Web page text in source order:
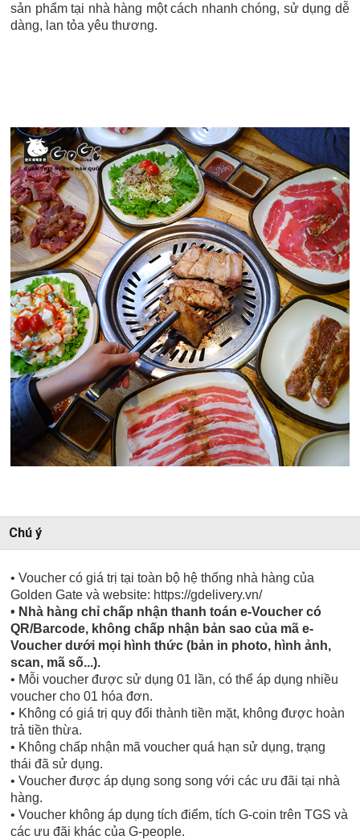
sản phẩm tại nhà hàng một cách nhanh chóng, sử dụng dễ
dàng, lan tỏa yêu thương.
Chú ý
• Voucher có giá trị tại toàn bộ hệ thống nhà hàng của
Golden Gate và website: https://gdelivery.vn/
• Nhà hàng chỉ chấp nhận thanh toán e-Voucher có
QR/Barcode, không chấp nhận bản sao của mã e-
Voucher dưới mọi hình thức (bản in photo, hình ảnh,
scan, mã số...).
• Mỗi voucher được sử dụng 01 lần, có thể áp dụng nhiều
voucher cho 01 hóa đơn.
• Không có giá trị quy đổi thành tiền mặt, không được hoàn
trả tiền thừa.
• Không chấp nhận mã voucher quá hạn sử dụng, trạng
thái đã sử dụng.
• Voucher được áp dụng song song với các ưu đãi tại nhà
hàng.
• Voucher không áp dụng tích điểm, tích G-coin trên TGS và
các ưu đãi khác của G-people.